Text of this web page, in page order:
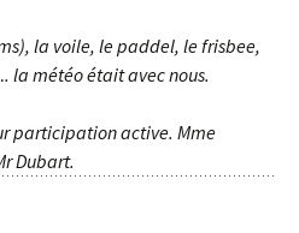
la voile, le paddel, le frisbee,
météo était avec nous.
participation active. Mme
Dubart.